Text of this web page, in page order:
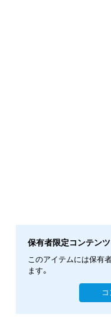
保有者限定コンテンツ
このアイテムには保有
ます。